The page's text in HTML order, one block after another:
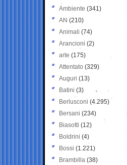
Ambiente (341)
AN (210)
Animali (74)
Arancioni (2)
arte (175)
Attentato (329)
Auguri (13)
Batini (3)
Berlusconi (4.295)
Bersani (234)
Biasotti (12)
Boldrini (4)
Bossi (1.221)
Brambilla (38)